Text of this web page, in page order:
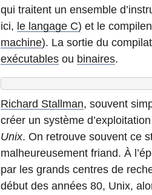
qui traitent un ensemble
ici, le langage C) et le
machine). La sortie du
exécutablesou binaires.
Richard Stallman, souvent
créer un système d’exploitation
Unix. On retrouve souvent ce
malheureusement friand. À
par les grands centres de
début des années 80, Unix,